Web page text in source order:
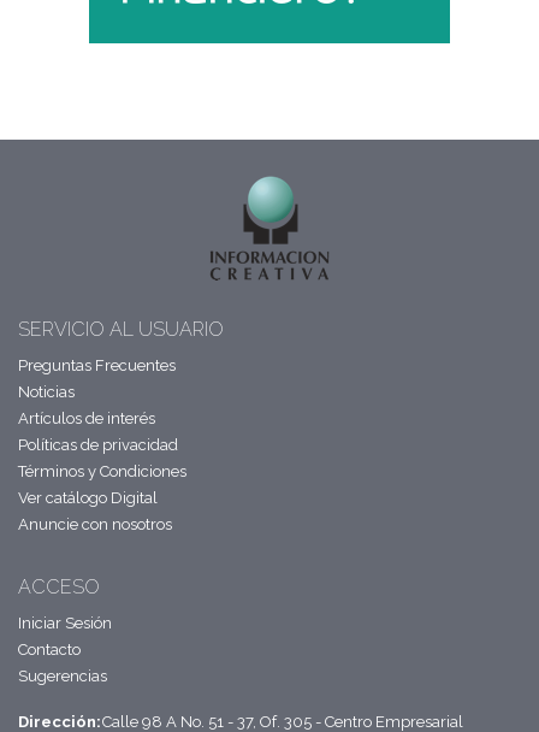
SERVICIO AL USUARIO
Preguntas Frecuentes
Noticias
Artículos de interés
Políticas de privacidad
Términos y Condiciones
Ver catálogo Digital
Anuncie con nosotros
ACCESO
Iniciar Sesión
Contacto
Sugerencias
Dirección:Calle 98 A No. 51 - 37, Of. 305 - Centro Empresarial